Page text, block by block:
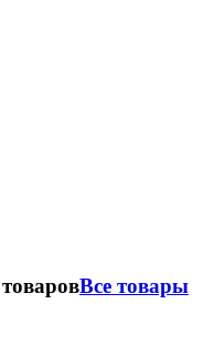
Все товары